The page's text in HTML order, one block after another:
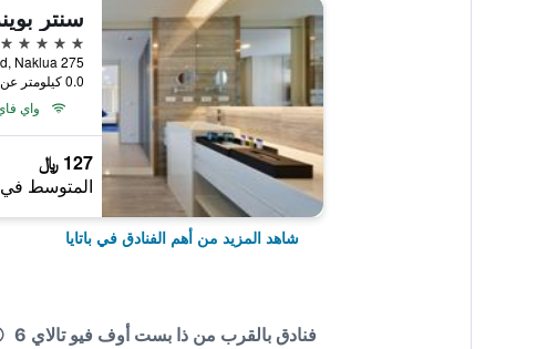
سنتر
5 نجوم
275 Moo 6, Sukhumvit Rd, Naklua, باتايا, تايلاند
0.0 كيلومتر عن وسط المدينة
واي
127 ﷼
المتوسط في
شاهد المزيد من أهم الفنادق في باتايا
فنادق بالقرب من ذا بست أوف فيو تالاي 6